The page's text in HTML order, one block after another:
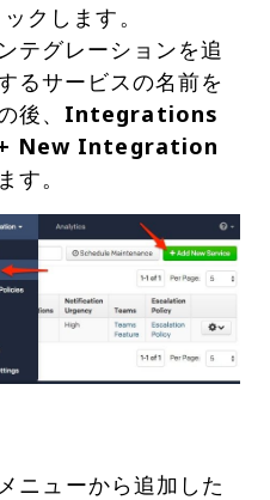
クします。
テグレーションを追
るサービスの名前を
後、 Integrations
New Integration
メニューから追加した